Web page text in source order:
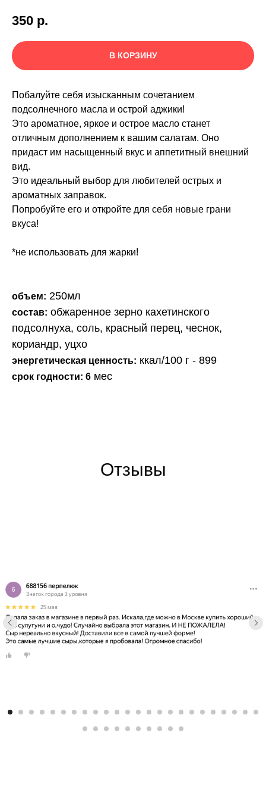
350 р.
В КОРЗИНУ
Побалуйте себя изысканным сочетанием
подсолнечного масла и острой аджики!
Это ароматное, яркое и острое масло станет
отличным дополнением к вашим салатам. Оно
придаст им насыщенный вкус и аппетитный внешний
вид.
Это идеальный выбор для любителей острых и
ароматных заправок.
Попробуйте его и откройте для себя новые грани
вкуса!
*не использовать для жарки!
объем: 250мл
состав: обжаренное зерно кахетинского
подсолнуха, соль, красный перец, чеснок,
кориандр, уцхо
энергетическая ценность: ккал/100 г - 899
срок годности: 6 мес
Отзывы